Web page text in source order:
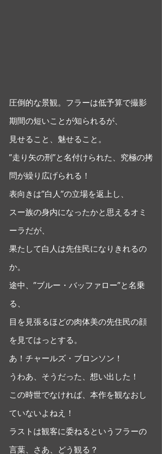
圧倒的な景観。フラーは低予算で撮影
期間の短いことが知られるが、
見せること、魅せること。
”走り矢の刑”と名付けられた、究極の拷
問が繰り広げられる！
表向きは”白人”の立場を返上し、
スー族の身内になったかと思えるオミ
ーラだが、
果たして白人は先住民になりきれるの
か。
途中、”ブルー・バッファロー”と名乗
る、
目を見張るほどの肉体美の先住民の顔
を見てはっとする。
あ！チャールズ・ブロンソン！
うわあ、そうだった、想い出した！
この時世でなければ、本作を観なおし
ていないよねえ！
ラストは観客に委ねるというフラーの
言葉、さあ、どう観る？